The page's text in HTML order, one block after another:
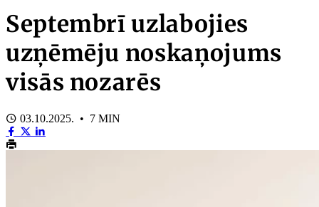
Septembrī uzlabojies
uzņēmēju noskaņojums
visās nozarēs
03.10.2025. • 7 MIN